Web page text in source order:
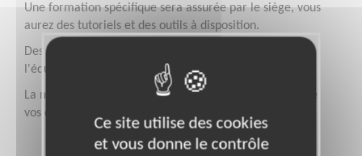
Une formation spécifique sera assurée par le siège, vous
aurez des tutoriels et des outils à disposition.
Des réunions(environ 4) en soirée sont à prévoir avec
l'équipe départementale dans le bureau de Limas.
La mission, en contrat d'un an, s'effectue en fonction de
vos disponibilités.
Ce site utilise des cookies
et vous donne le contrôle